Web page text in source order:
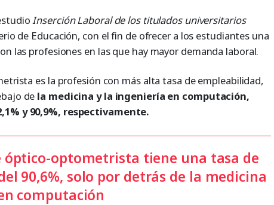
Inserción Laboral de los titulados universitarios
de Educación, con el fin de ofrecer a los estudiantes una
las profesiones en las que hay mayor demanda laboral.
es la profesión con más alta tasa de empleabilidad,
de la medicina y la ingeniería en computación,
y 90,9%, respectivamente.
óptico-optometrista tiene una tasa de
90,6%, solo por detrás de la medicina
computación